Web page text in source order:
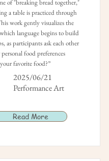
of "breaking bread together,"
a table is practiced through
work gently visualizes the
language begins to build
as participants ask each other
food preferences
favorite food?”
2025/06/21
Performance Art
Read More